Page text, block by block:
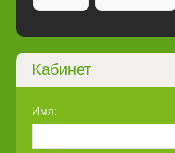
Кабинет
Имя: